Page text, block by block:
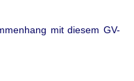
mit diesem GV-